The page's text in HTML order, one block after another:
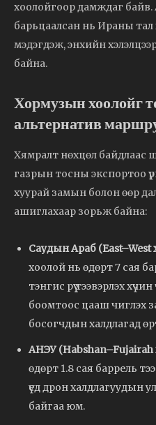
хоолойгоор дамждаг
барьцаалсан нь Ираны тал
мэдэгдэж, энхийн
байна.
Хормузын хоолойг
альтернатив
Хямралт нөхцөл байдлаас
газрын тосны экспортоо
хуурай замын болон өөр
ашиглахаар зорьж байна:
Саудын Араб (East–West
хоолой нь өдөрт 7 сая
тэнгис рүү тээвэрлэх
боомтоос цааш чиглэх
босогчдын халдлагад
АНЭУ (Habshan–Fujairah
өдөрт 1.8 сая баррель
үед дрон халдлагуудын
байгаа юм.